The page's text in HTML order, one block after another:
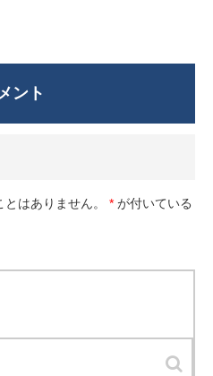
ント
はありません。 * が付いている